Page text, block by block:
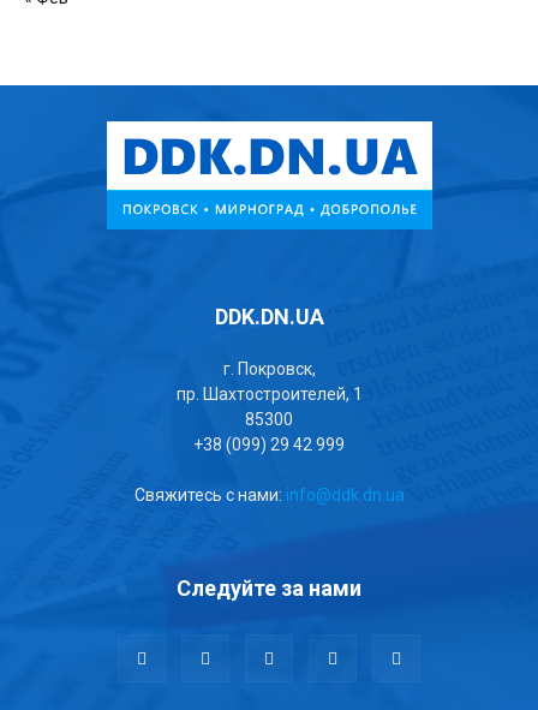
DDK.DN.UA
г. Покровск,
пр. Шахтостроителей, 1
85300
+38 (099) 29 42 999
Свяжитесь с нами: info@ddk.dn.ua
Следуйте за нами